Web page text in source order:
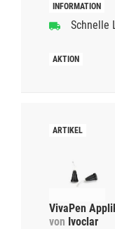
Schnelle
VivaPen
von Ivoclar